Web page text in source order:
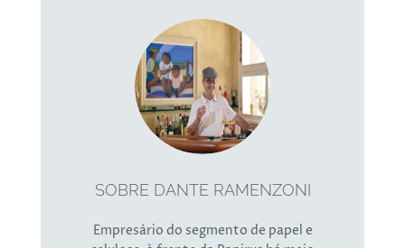
SOBRE DANTE RAMENZONI
Empresário do segmento de papel e